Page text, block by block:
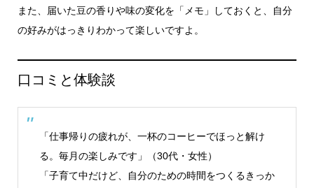
また、届いた豆の香りや味の変化を「メモ」しておくと、自分
の好みがはっきりわかって楽しいですよ。
口コミと体験談
「仕事帰りの疲れが、一杯のコーヒーでほっと解け
る。毎月の楽しみです」（30代・女性）
「子育て中だけど、自分のための時間をつくるきっか